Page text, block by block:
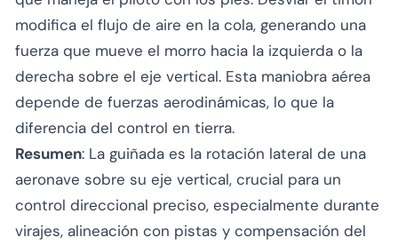
modifica el flujo de aire en la cola, generando una
fuerza que mueve el morro hacia la izquierda o la
derecha sobre el eje vertical. Esta maniobra aérea
depende de fuerzas aerodinámicas, lo que la
diferencia del control en tierra.
Resumen: La guiñada es la rotación lateral de una
aeronave sobre su eje vertical, crucial para un
control direccional preciso, especialmente durante
virajes, alineación con pistas y compensación del